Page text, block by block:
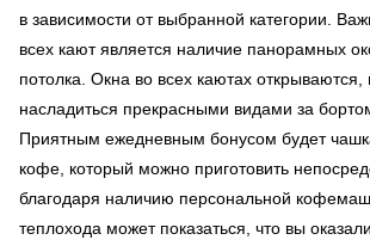
в зависимости от выбранной категории.
всех кают является наличие панорамных
потолка. Окна во всех каютах открываются,
насладиться прекрасными видами за
Приятным ежедневным бонусом будет
кофе, который можно приготовить
благодаря наличию персональной
теплохода может показаться, что вы